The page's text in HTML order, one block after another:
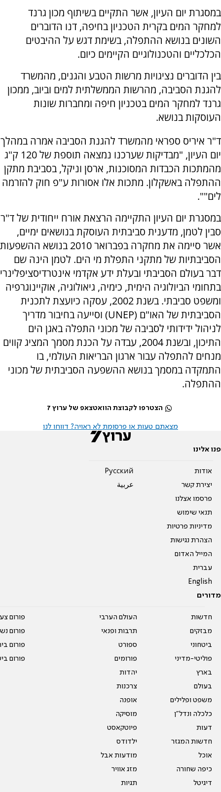
במסגרת יום העיון, אשר התקיים בשיתוף מכון גרנד
למחקר המים בקרית הטכניון בחיפה, דנו הדוברים
השונים בנושא ההתפלה, בשימת דגש על ההיבטים
הכלכליים והטכנולוגיים הקיימים כיום.
בין הדוברים נציגויות מרשות הטבע והגנים, מהמשרד
להגנת הסביבה, מהרשות הממשלתית למים וביוב, ממכון
גרנד למחקר המים בטכניון חיפה ומחברות שונות
העוסקות בנושא.
ד"ר איריס ספראי מהמשרד להגנת הסביבה אמרה במהלך
יום העיון, "מבדיקות שערכנו נמצאה תוספת של 120 ק"ג
מהמתכות הכבדות המסוכנות, ארסן וניקל, בסביבת מתקן
ההתפלה באשקלון. מתכות אלו אסורות ע"פ חוק להזרמה
לים"".
במסגרת יום העיון התקיימה הרצאת אורח ייחודית של ד"ר
סבין לטמן, מדענית סביבתית העוסקת בנושאים ימיים,
אשר סיימה את מחקרה בפברואר 2010 בנושא ההשפעות
הסביבתיות של מתקני התפלת מי הים. לטמן הינה שם
דבר בעולם הסביבתי ובעלת ידע אקדמי אינטרדיסציפלינרי
בתחומי הביולוגיה הימית, כימיה, גיאולוגיה, אוקיינוגרפיה
ומשפט סביבתי. בשנת 2002, עסקה כיועצת לתכנית
הסביבתית של האו"ם (UNEP) וסייעה בחיבור מדריך
לניהול ידידותי לסביבה של מכוני התפלה באגן הים
התיכון, ובשנת 2004, עבדה על הכנת מסמך המציג קווים
מנחים להתפלה עבור ארגון הבריאות העולמי, בו
התמקדה במסמך בנושא ההשפעה הסביבתית של מכוני
ההתפלה.
הצטרפו לקבוצת הוואטצאפ של ערוץ 7
מצאתם טעות או פרסומת לא ראויה? דווחו לנו
פנו אלינו
אודות
יצירת קשר
פרסמו אצלנו
תנאי שימוש
מדיניות פרטיות
הצהרת נגישות
המייל האדום
עברית
English
Pусский
عربية
מדורים
חדשות
מבזקים
ביטחוני
פוליטי-מדיני
בארץ
בעולם
משפט ופלילים
כלכלה ונדל"ן
דעות
חדשות המגזר
אוכל
כיפה שחורה
דיגיטל
העולם הערבי
תרבות ופנאי
ספורט
פורומים
יהדות
צרכנות
אופנה
מוסיקה
פיוטקאסט
ילדודס
מודעות אבל
מזג אוויר
תגיות
פורום
פורום
פורום
פורום